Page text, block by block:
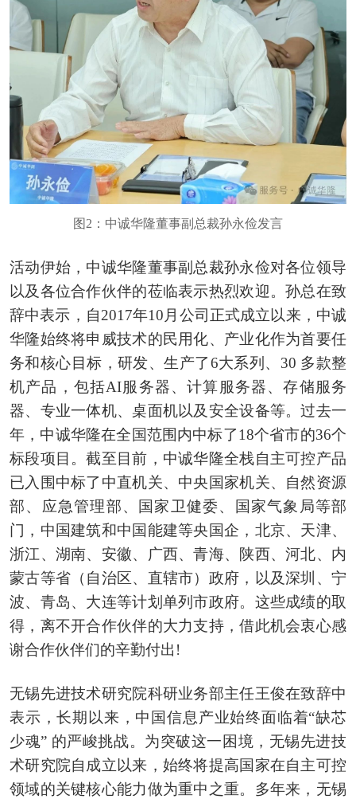
图2：中诚华隆董事副总裁孙永俭发言
活动伊始，中诚华隆董事副总裁孙永俭对各位领导
以及各位合作伙伴的莅临表示热烈欢迎。孙总在致
辞中表示，自2017年10月公司正式成立以来，中诚
华隆始终将申威技术的民用化、产业化作为首要任
务和核心目标，研发、生产了6大系列、30 多款整
机产品，包括AI服务器、计算服务器、存储服务
器、专业一体机、桌面机以及安全设备等。过去一
年，中诚华隆在全国范围内中标了18个省市的36个
标段项目。截至目前，中诚华隆全栈自主可控产品
已入围中标了中直机关、中央国家机关、自然资源
部、应急管理部、国家卫健委、国家气象局等部
门，中国建筑和中国能建等央国企，北京、天津、
浙江、湖南、安徽、广西、青海、陕西、河北、内
蒙古等省（自治区、直辖市）政府，以及深圳、宁
波、青岛、大连等计划单列市政府。这些成绩的取
得，离不开合作伙伴的大力支持，借此机会衷心感
谢合作伙伴们的辛勤付出!
无锡先进技术研究院科研业务部主任王俊在致辞中
表示，长期以来，中国信息产业始终面临着“缺芯
少魂” 的严峻挑战。为突破这一困境，无锡先进技
术研究院自成立以来，始终将提高国家在自主可控
领域的关键核心能力做为重中之重。多年来，无锡